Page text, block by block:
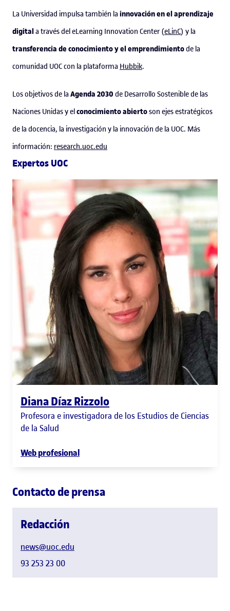
La Universidad impulsa también la innovación en el aprendizaje
digitala través del eLearning Innovation Center (eLinC) y la
transferencia de conocimiento y el emprendimientode la
comunidad UOC con la plataforma Hubbik.
Los objetivos de la Agenda 2030 de Desarrollo Sostenible de las
Naciones Unidas y elconocimiento abiertoson ejes estratégicos
de la docencia, la investigación y la innovación de la UOC. Más
información: research.uoc.edu
Expertos UOC
Diana Díaz Rizzolo
Profesora e investigadora de los Estudios de Ciencias
de la Salud
Web profesional
Contacto de prensa
Redacción
news@uoc.edu
93 253 23 00